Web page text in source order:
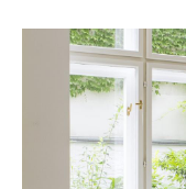
Diele
Badezimmer
Stauraum
Balkon & Garten